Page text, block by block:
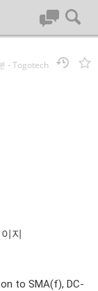
인시 기흥구 흥덕1
리)
-Togotech
지
to SMA(f), DC-